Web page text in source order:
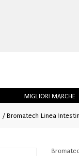
MIGLIORI MARCHE
Bromatech Linea